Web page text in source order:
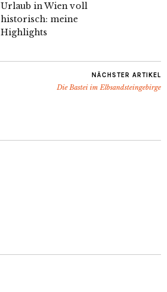
Urlaub in Wien voll
historisch: meine
Highlights
NÄCHSTER ARTIKEL
Die Bastei im Elbsandsteingebirge